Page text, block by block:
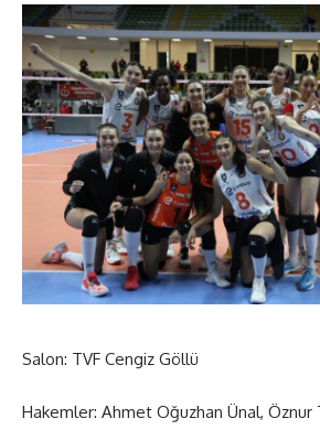
Salon: TVF Cengiz Göllü
Hakemler: Ahmet Oğuzhan Ünal, Öznur